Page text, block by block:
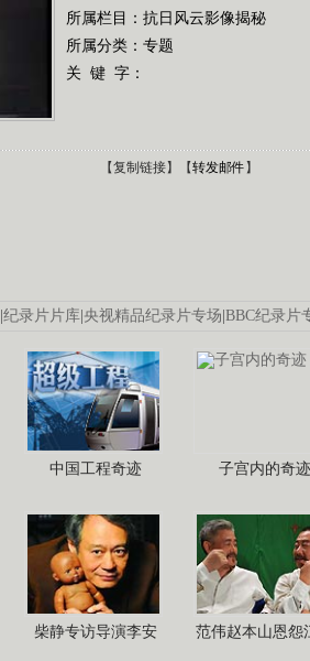
所属栏目： 抗日风云影像揭秘
所属分类：专题
关 键 字：
【复制链接】【转发邮件】
|纪录片片库|央视精品纪录片专场|BBC纪录片
中国工程奇迹 子宫内的奇迹
柴静专访导演李安 范伟赵本山恩怨